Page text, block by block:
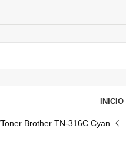
INICIO
Toner Brother TN-316C Cyan